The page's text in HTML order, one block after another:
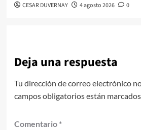
CESAR DUVERNAY 4 agosto 2026 0
Deja una respuesta
Tu dirección de correo electrónico
campos obligatorios están
Comentario *